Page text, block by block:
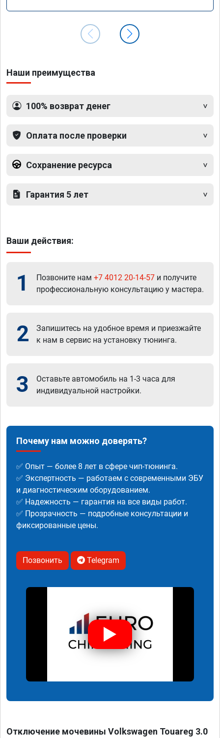
Наши преимущества
100% возврат денег
Оплата после проверки
Сохранение ресурса
Гарантия 5 лет
Ваши действия:
1 Позвоните нам +7 4012 20-14-57 и получите
профессиональную консультацию у мастера.
2
Запишитесь на удобное время и приезжайте
к нам в сервис на установку тюнинга.
3
Оставьте автомобиль на 1-3 часа для
индивидуальной настройки.
Почему нам можно доверять?
✅ Опыт — более 8 лет в сфере чип-тюнинга.
✅ Экспертность — работаем с современными ЭБУ
и диагностическим оборудованием.
✅ Надежность — гарантия на все виды работ.
✅ Прозрачность — подробные консультации и
фиксированные цены.
Позвонить Telegram
Отключение мочевины Volkswagen Touareg 3.0